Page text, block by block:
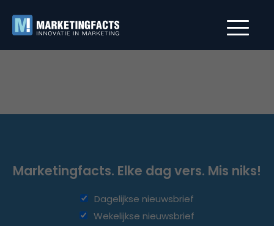
Marketingfacts. Elke dag vers. Mis niks!
Dagelijkse nieuwsbrief
Wekelijkse nieuwsbrief